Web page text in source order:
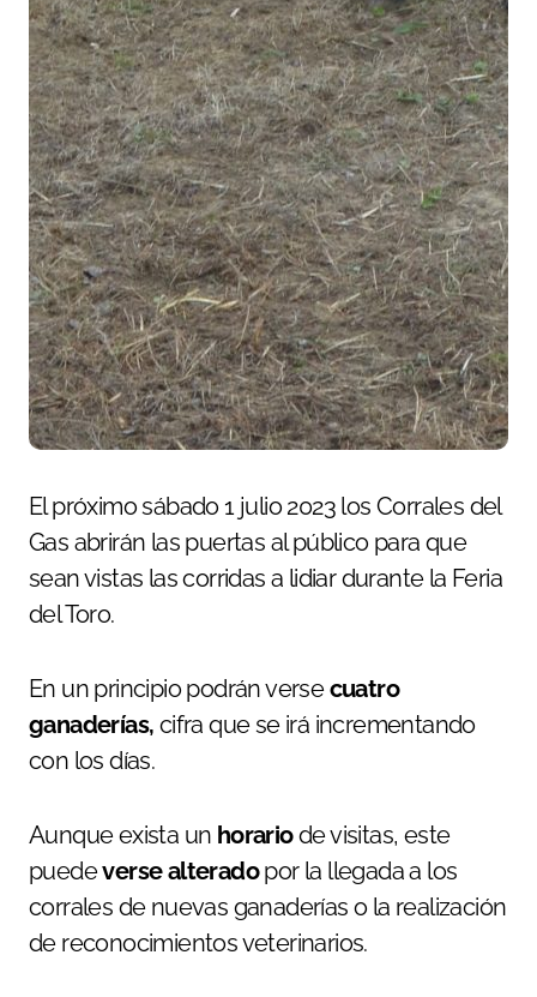
El próximo sábado 1 julio 2023 los Corrales del
Gas abrirán las puertas al público para que
sean vistas las corridas a lidiar durante la Feria
del Toro.
En un principio podrán versecuatro
ganaderías, cifra que se irá incrementando
con los días.
Aunque exista un horariode visitas, este
puedeverse alteradopor la llegada a los
corrales de nuevas ganaderías o la realización
de reconocimientos veterinarios.